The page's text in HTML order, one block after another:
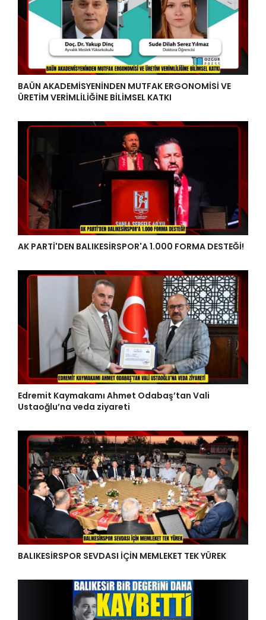
BAÜN AKADEMİSYENİNDEN MUTFAK ERGONOMİSİ VE
ÜRETİM VERİMLİLİĞİNE BİLİMSEL KATKI
AK PARTİ'DEN BALIKESİRSPOR'A 1.000 FORMA DESTEĞİ!
Edremit Kaymakamı Ahmet Odabaş’tan Vali
Ustaoğlu’na veda ziyareti
BALIKESİRSPOR SEVDASI İÇİN MEMLEKET TEK YÜREK